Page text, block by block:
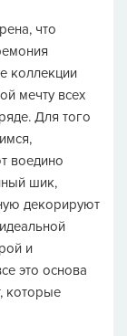
что
коллекции
мечту всех
Для того
воедино
шик,
декорируют
и
это основа
которые